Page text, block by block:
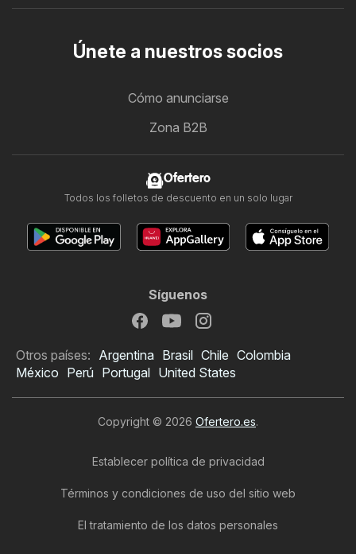
Folleto de Bauhaus
Únete a nuestros socios
Cómo anunciarse
Zona B2B
Ofertero
Todos los folletos de descuento en un solo lugar
Síguenos
Otros países: Argentina Brasil Chile Colombia
México Perú Portugal United States
Copyright © 2026 Ofertero.es.
Establecer política de privacidad
Términos y condiciones de uso del sitio web
El tratamiento de los datos personales